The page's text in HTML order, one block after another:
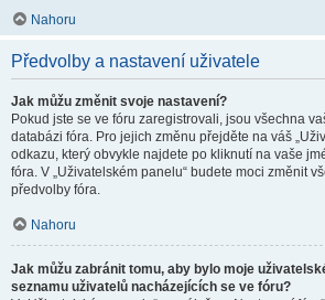
Nahoru
Předvolby a nastavení uživatele
Jak můžu změnit svoje nastavení?
Pokud jste se ve fóru zaregistrovali, jsou všechna
databázi fóra. Pro jejich změnu přejděte na váš
odkazu, který obvykle najdete po kliknutí na vaše
fóra. V „Uživatelském panelu“ budete moci změnit
předvolby fóra.
Nahoru
Jak můžu zabránit tomu, aby bylo moje
seznamu uživatelů nacházejících se ve fóru?